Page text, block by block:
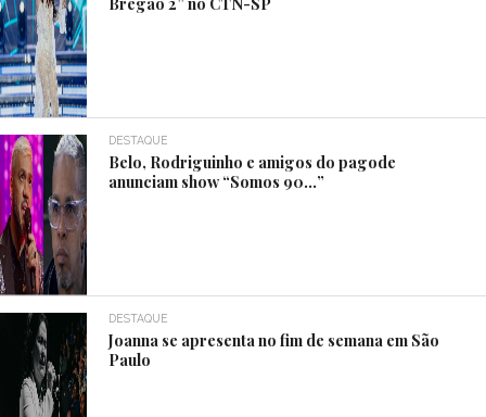
DESTAQUE
Belo, Rodriguinho e amigos do pagode
anunciam show “Somos 90…”
DESTAQUE
Joanna se apresenta no fim de semana em São
Paulo